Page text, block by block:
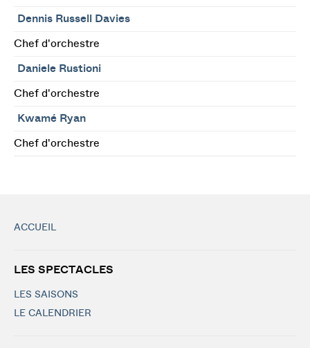
Dennis Russell Davies
Chef d'orchestre
Daniele Rustioni
Chef d'orchestre
Kwamé Ryan
Chef d'orchestre
ACCUEIL
LES SPECTACLES
LES SAISONS
LE CALENDRIER